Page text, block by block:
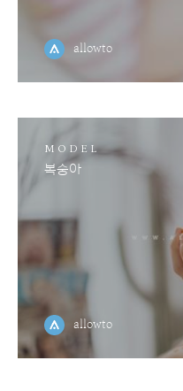
allowto
MODEL
복숭아
allowto